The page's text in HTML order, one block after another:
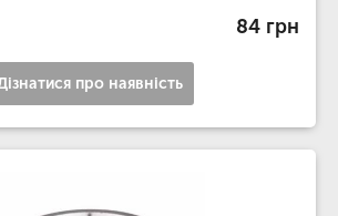
84 грн
про наявність